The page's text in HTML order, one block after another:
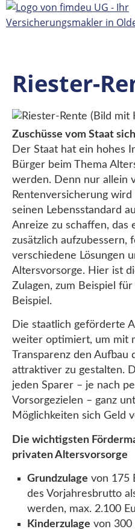
Riester-
Zuschüsse vom Staat
Der Staat hat ein hohes
Bürger beim Thema
werden. Denn nur allein
Rentenversicherung
seinen Lebensstandard
Anreize zu schaffen, das
zusätzlich aufzubessern,
verschiedene Lösungen
Altersvorsorge. Hier ist
Zulagen, zum Beispiel
Beispiel.
Die staatlich geförderte
weiter optimiert, um mit
Transparenz den
attraktiver zu gestalten.
jeden Sparer – je nach
Vorsorgezielen – ganz
Möglichkeiten sich Geld
Die wichtigsten
privaten Altersvorsorge
Grundzulage von 175
des Vorjahresbrutto
werden, max. 2.100
Kinderzulage von 300